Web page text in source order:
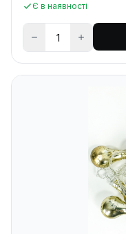
Є в наявності